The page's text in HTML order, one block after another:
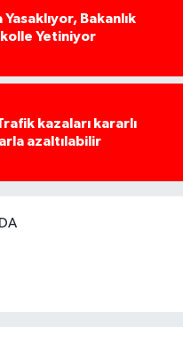
Yasaklıyor, Bakanlık
Yetiniyor
kazaları kararlı
azaltılabilir